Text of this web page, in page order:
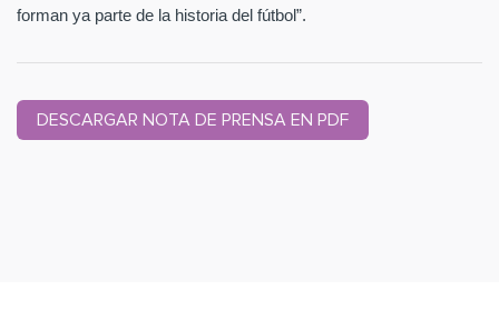
forman ya parte de la historia del fútbol”.
DESCARGAR NOTA DE PRENSA EN PDF